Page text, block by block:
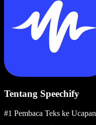
Tentang Speechify
#1 Pembaca Teks ke Ucapan